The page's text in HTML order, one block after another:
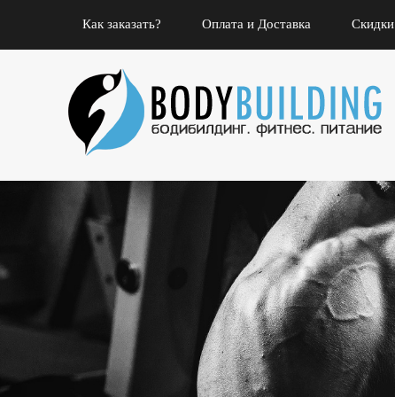
Как заказать? Оплата и Доставка Скидки